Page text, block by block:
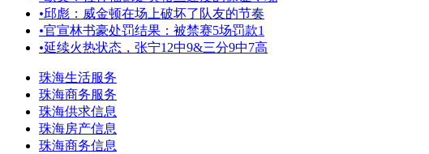
•邱彪：威金顿在场上破坏了队友的节奏
•官宣林书豪处罚结果：被禁赛5场罚款1
•延续火热状态，张宁12中9&三分9中7高
珠海生活服务
珠海商务服务
珠海供求信息
珠海房产信息
珠海商务信息